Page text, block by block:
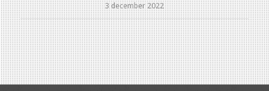
3 december 2022